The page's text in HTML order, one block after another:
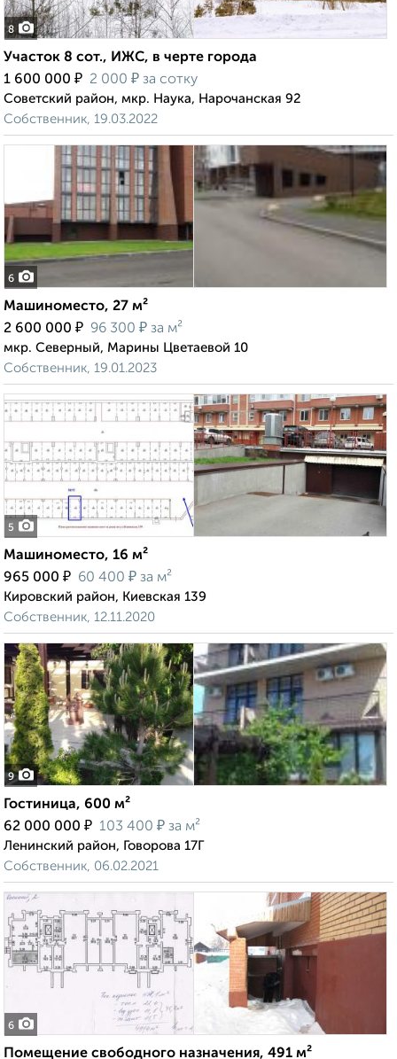
8
Участок 8 сот., ИЖС, в черте города
1 600 000 ₽ 2 000 ₽ за сотку
Советский район, мкр. Наука, Нарочанская 92
Собственник, 19.03.2022
6
Машиноместо, 27 м²
2 600 000 ₽ 96 300 ₽ за м²
мкр. Северный, Марины Цветаевой 10
Собственник, 19.01.2023
5
Машиноместо, 16 м²
965 000 ₽ 60 400 ₽ за м²
Кировский район, Киевская 139
Собственник, 12.11.2020
9
Гостиница, 600 м²
62 000 000 ₽ 103 400 ₽ за м²
Ленинский район, Говорова 17Г
Собственник, 06.02.2021
6
Помещение свободного назначения, 491 м²